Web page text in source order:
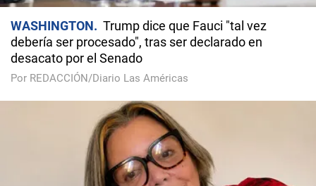
WASHINGTON
Trump dice que Fauci "tal vez
debería ser procesado", tras ser declarado en
desacato por el Senado
Por REDACCIÓN/Diario Las Américas